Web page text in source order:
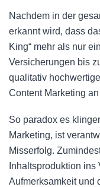
Nachdem in der
erkannt wird, dass
King“ mehr als nur
Versicherungen bis
qualitativ
Content Marketing
So paradox es
Marketing, ist
Misserfolg.
Inhaltsproduktion
Aufmerksamkeit und